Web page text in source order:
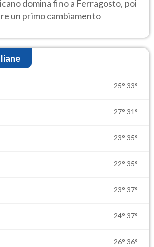
domina fino a Ferragosto, poi
un primo cambiamento
25° 33°
27° 31°
23° 35°
22° 35°
23° 37°
24° 37°
26° 36°